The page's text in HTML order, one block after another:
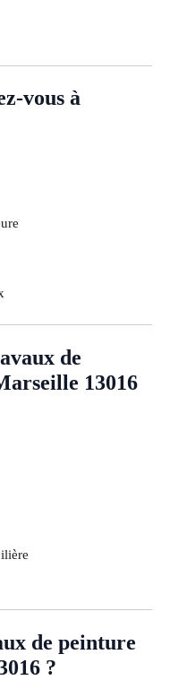
vous à
de
13016
de peinture
?